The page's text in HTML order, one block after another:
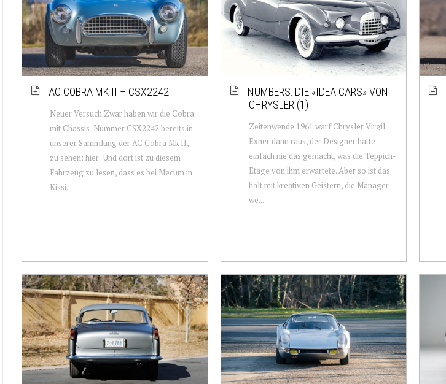
AC COBRA MK II – CSX2242
Neuer Versuch Zwar haben wir die Cobra
mit Chassis-Nummer CSX2242 bereits in
unserer Sammlung der AC Cobra Mk II,
zu sehen: hier . Und dort ist zu diesem
Fahrzeug zu lesen, dass es bei Mecum in
Kissi...
NUMBERS: DIE «IDEA CARS» VON
CHRYSLER (1)
Zeitenwende 1961 warf Chrysler Virgil
Exner dann raus, der Designer hatte
einfach nie das gemacht, was die Teppich-
Etage von ihm erwartete. Aber so ist das
halt mit kreativen Geistern, die Manager
we...